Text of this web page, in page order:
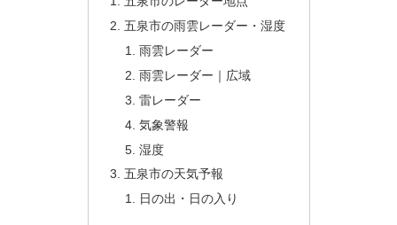
五泉市の雨雲レーダー・湿度
雨雲レーダー
雨雲レーダー｜広域
雷レーダー
気象警報
湿度
五泉市の天気予報
日の出・日の入り